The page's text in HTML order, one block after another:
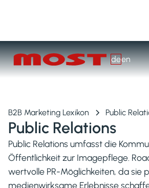
deen
B2B Marketing Lexikon Public
Public Relations
Public Relations umfasst die
Öffentlichkeit zur Imagepflege.
wertvolle PR-Möglichkeiten, da sie
medienwirksame Erlebnisse